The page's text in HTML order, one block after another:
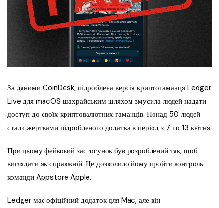
За даними CoinDesk, підроблена версія криптогаманця Ledger
Live для macOS шахрайським шляхом змусила людей надати
доступ до своїх криптовалютних гаманців. Понад 50 людей
стали жертвами підробленого додатка в період з 7 по 13 квітня.
При цьому фейковий застосунок був розроблений так, щоб
виглядати як справжній. Це дозволило йому пройти контроль
команди Appstore Apple.
Ledger має офіційний додаток для Mac, але він